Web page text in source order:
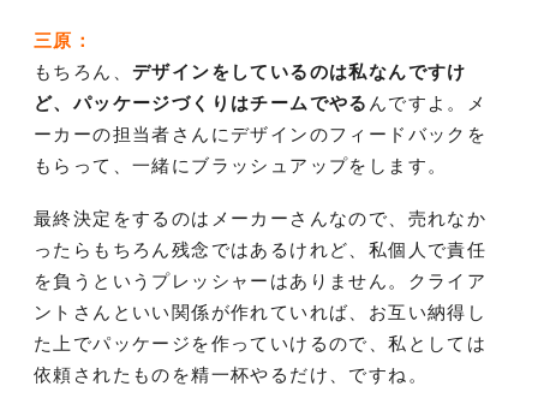
三原：
もちろん、 デザインをしているのは私なんですけ
ど、パッケージづくりはチームでやる んですよ。メ
ーカーの担当者さんにデザインのフィードバックを
もらって、一緒にブラッシュアップをします。
最終決定をするのはメーカーさんなので、売れなか
ったらもちろん残念ではあるけれど、私個人で責任
を負うというプレッシャーはありません。クライア
ントさんといい関係が作れていれば、お互い納得し
た上でパッケージを作っていけるので、私としては
依頼されたものを精一杯やるだけ、ですね。